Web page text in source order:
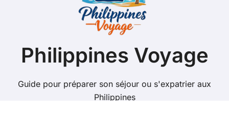
Philippines Voyage
Guide pour préparer son séjour ou s'expatrier aux
Philippines